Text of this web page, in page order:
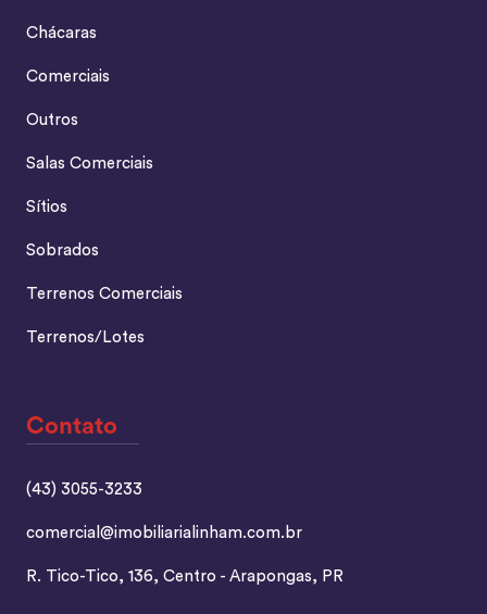
Chácaras
Comerciais
Outros
Salas Comerciais
Sítios
Sobrados
Terrenos Comerciais
Terrenos/Lotes
Contato
(43) 3055-3233
comercial@imobiliarialinham.com.br
R. Tico-Tico, 136, Centro - Arapongas, PR